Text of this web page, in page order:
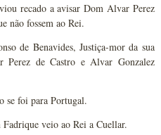
recado a avisar Dom Alvar Perez
não fossem ao Rei.
de Benavides, Justiça-mor da sua
Perez de Castro e Alvar Gonzalez
se foi para Portugal.
veio ao Rei a Cuellar.